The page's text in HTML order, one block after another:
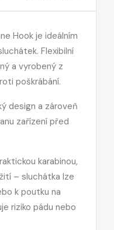
Hook je ideálním
Flexibilní
a vyrobený z
poškrábání.
design a zároveň
zařízení před
karabinou,
– sluchátka lze
k poutku na
riziko pádu nebo